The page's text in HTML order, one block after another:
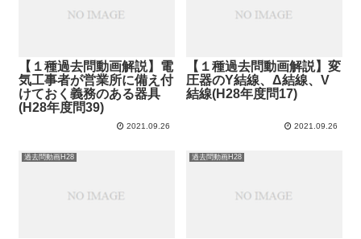
【１種過去問動画解説】電
気工事者が営業所に備え付
けておく義務のある器具
(H28年度問39)
2021.09.26
【１種過去問動画解説】変
圧器のY結線、Δ結線、V
結線(H28年度問17)
2021.09.26
過去問動画H28 過去問動画H28